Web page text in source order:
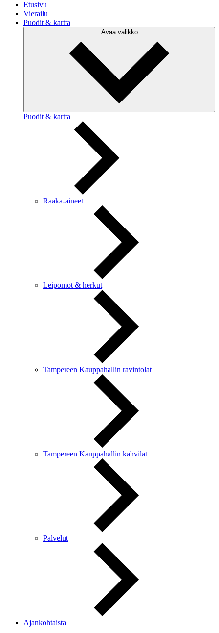
Etusivu
Vierailu
Puodit & kartta
Avaa valikko
Puodit & kartta
Raaka-aineet
Leipomot & herkut
Tampereen Kauppahallin ravintolat
Tampereen Kauppahallin kahvilat
Palvelut
Ajankohtaista